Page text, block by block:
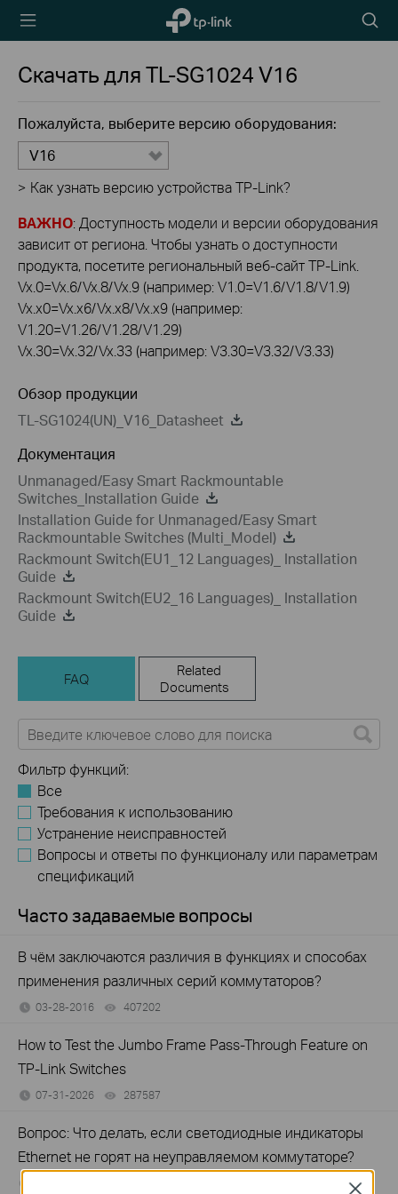
TP-Link,
Reliably
icon
Скачать дляTL-SG1024V16
Пожалуйста, выберите версию оборудования:
V16
> Как узнать версию устройства TP-Link?
ВАЖНО: Доступность модели и версии оборудования
зависит от региона. Чтобы узнать о доступности
продукта, посетите региональный веб-сайт TP-Link.
Vx.0=Vx.6/Vx.8/Vx.9 (например: V1.0=V1.6/V1.8/V1.9)
Vx.x0=Vx.x6/Vx.x8/Vx.x9 (например:
V1.20=V1.26/V1.28/V1.29)
Vx.30=Vx.32/Vx.33 (например: V3.30=V3.32/V3.33)
Обзор продукции
TL-SG1024(UN)_V16_Datasheet
Документация
Unmanaged/Easy Smart Rackmountable
Switches_Installation Guide
Installation Guide for Unmanaged/Easy Smart
Rackmountable Switches (Multi_Model)
Rackmount Switch(EU1_12 Languages)_ Installation
Guide
Rackmount Switch(EU2_16 Languages)_ Installation
Guide
FAQ
Related
Documents
Фильтр функций:
Все
Требования к использованию
Устранение неисправностей
Вопросы и ответы по функционалу или параметрам
спецификаций
Часто задаваемые вопросы
В чём заключаются различия в функциях и способах
применения различных серий коммутаторов?
03-28-2016 407202
How to Test the Jumbo Frame Pass-Through Feature on
TP-Link Switches
07-31-2026 287587
Вопрос: Что делать, если светодиодные индикаторы
Ethernet не горят на неуправляемом коммутаторе?
Close